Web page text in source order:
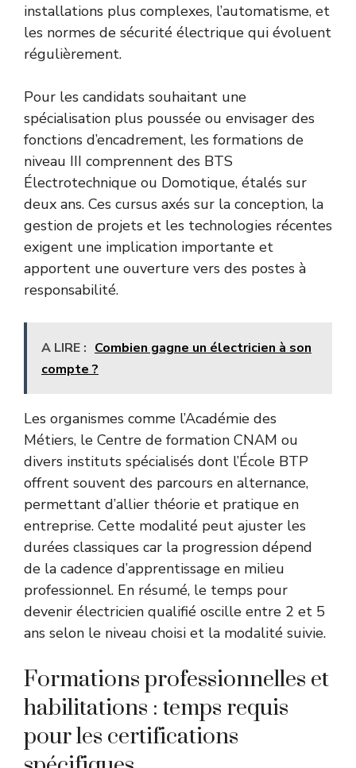
installations plus complexes, l’automatisme, et
les normes de sécurité électrique qui évoluent
régulièrement.
Pour les candidats souhaitant une
spécialisation plus poussée ou envisager des
fonctions d’encadrement, les formations de
niveau III comprennent des BTS
Électrotechnique ou Domotique, étalés sur
deux ans. Ces cursus axés sur la conception, la
gestion de projets et les technologies récentes
exigent une implication importante et
apportent une ouverture vers des postes à
responsabilité.
A LIRE : Combien gagne un électricien à son
compte ?
Les organismes comme l’Académie des
Métiers, le Centre de formation CNAM ou
divers instituts spécialisés dont l’École BTP
offrent souvent des parcours en alternance,
permettant d’allier théorie et pratique en
entreprise. Cette modalité peut ajuster les
durées classiques car la progression dépend
de la cadence d’apprentissage en milieu
professionnel. En résumé, le temps pour
devenir électricien qualifié oscille entre 2 et 5
ans selon le niveau choisi et la modalité suivie.
Formations professionnelles et
habilitations : temps requis
pour les certifications